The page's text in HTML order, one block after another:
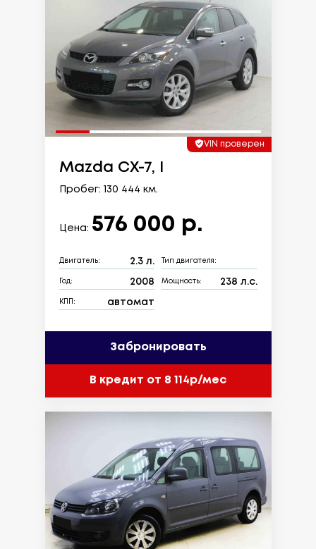
VIN проверен
Mazda CX-7, I
Пробег: 130 444 км.
Цена: 576 000 р.
Двигатель: 2.3 л. Тип двигателя:
Год: 2008 Мощность: 238 л.с.
КПП: автомат
Забронировать
В кредит от 8 114р/мес